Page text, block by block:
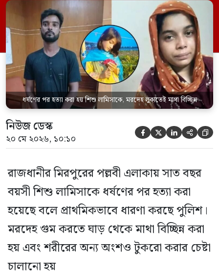
চালানো হয় এই নৃশংস হত্যাকাণ্ডে পাশের ফ্ল্যাটের
ভাড়াটিয়া সোহেল রানা (৩০) ও তার স্ত্রী স্বপ্না
আক্তারকে (২৬) মাত্র ৭ ঘণ্টার […]
ধর্ষণের পর হত্যা করা হয় শিশু লামিসাকে, মরদেহ লুকাতেই মাথা বিচ্ছিন্ন
নিউজ ডেস্ক
২০ মে ২০২৬, ১০:১০     
রাজধানীর মিরপুরের পল্লবী এলাকায় সাত বছর
বয়সী শিশু লামিসাকে ধর্ষণের পর হত্যা করা
হয়েছে বলে প্রাথমিকভাবে ধারণা করছে পুলিশ।
মরদেহ গুম করতে ঘাড় থেকে মাথা বিচ্ছিন্ন করা
হয় এবং শরীরের অন্য অংশও টুকরো করার চেষ্টা
চালানো হয়